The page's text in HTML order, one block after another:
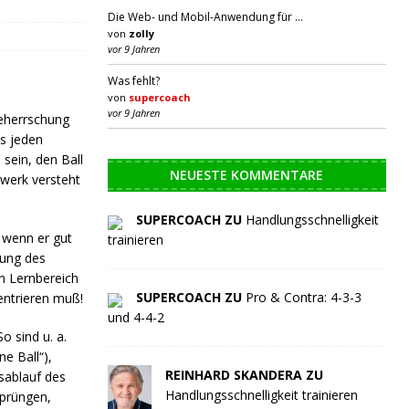
jeden
den Ball
versteht
er gut
des
Lernbereich
muß!
sind u. a.
Ball“),
des
Die Web- und Mobil-Anwendung für …
von zolly
vor 9 Jahren
Was fehlt?
von supercoach
vor 9 Jahren
NEUESTE KOMMENTARE
SUPERCOACH ZU Handlungsschnelligkeit
trainieren
SUPERCOACH ZU Pro & Contra: 4-3-3
und 4-4-2
REINHARD SKANDERA ZU
Handlungsschnelligkeit trainieren